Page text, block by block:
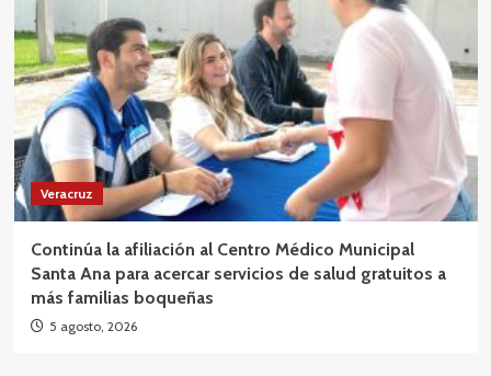
Veracruz
Continúa la afiliación al Centro Médico Municipal
Santa Ana para acercar servicios de salud gratuitos a
más familias boqueñas
5 agosto, 2026